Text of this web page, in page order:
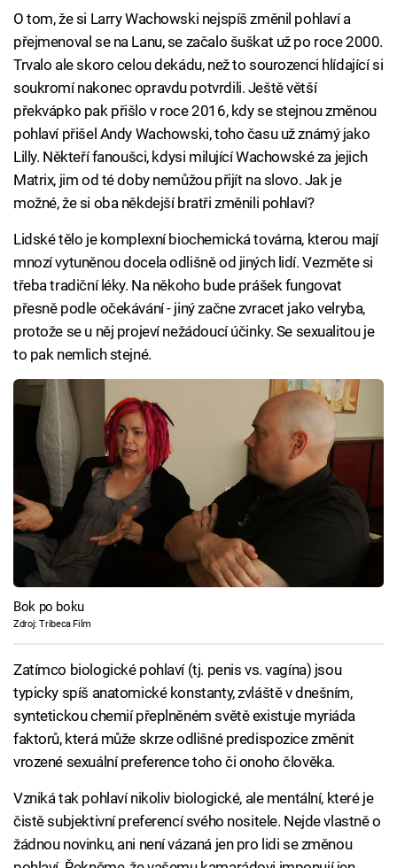
O tom, že si Larry Wachowski nejspíš změnil pohlaví a
přejmenoval se na Lanu, se začalo šuškat už po roce 2000.
Trvalo ale skoro celou dekádu, než to sourozenci hlídající si
soukromí nakonec opravdu potvrdili. Ještě větší
překvápko pak přišlo v roce 2016, kdy se stejnou změnou
pohlaví přišel Andy Wachowski, toho času už známý jako
Lilly. Někteří fanoušci, kdysi milující Wachowské za jejich
Matrix, jim od té doby nemůžou přijít na slovo. Jak je
možné, že si oba někdejší bratři změnili pohlaví?
Lidské tělo je komplexní biochemická továrna, kterou mají
mnozí vytuněnou docela odlišně od jiných lidí. Vezměte si
třeba tradiční léky. Na někoho bude prášek fungovat
přesně podle očekávání - jiný začne zvracet jako velryba,
protože se u něj projeví nežádoucí účinky. Se sexualitou je
to pak nemlich stejné.
Bok po boku
Zdroj: Tribeca Film
Zatímco biologické pohlaví (tj. penis vs. vagína) jsou
typicky spíš anatomické konstanty, zvláště v dnešním,
syntetickou chemií přeplněném světě existuje myriáda
faktorů, která může skrze odlišné predispozice změnit
vrozené sexuální preference toho či onoho člověka.
Vzniká tak pohlaví nikoliv biologické, ale mentální, které je
čistě subjektivní preferencí svého nositele. Nejde vlastně o
žádnou novinku, ani není vázaná jen pro lidi se změnou